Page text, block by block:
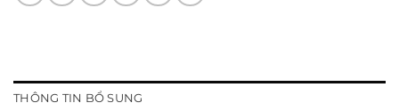
THÔNG TIN BỔ SUNG